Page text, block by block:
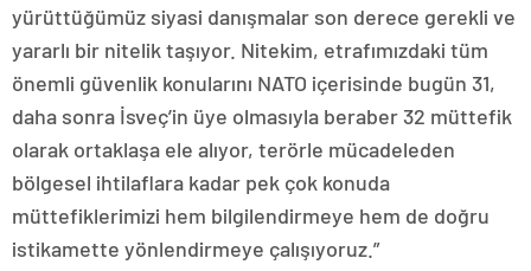
yürüttüğümüz siyasi danışmalar son derece gerekli ve
yararlı bir nitelik taşıyor. Nitekim, etrafımızdaki tüm
önemli güvenlik konularını NATO içerisinde bugün 31,
daha sonra İsveç’in üye olmasıyla beraber 32 müttefik
olarak ortaklaşa ele alıyor, terörle mücadeleden
bölgesel ihtilaflara kadar pek çok konuda
müttefiklerimizi hem bilgilendirmeye hem de doğru
istikamette yönlendirmeye çalışıyoruz.”